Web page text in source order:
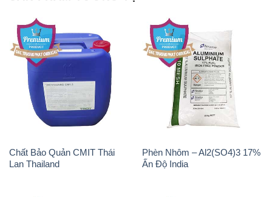
Chất Bảo Quản CMIT Thái
Lan Thailand
Phèn Nhôm – Al2(SO4)3 17%
Ấn Độ India